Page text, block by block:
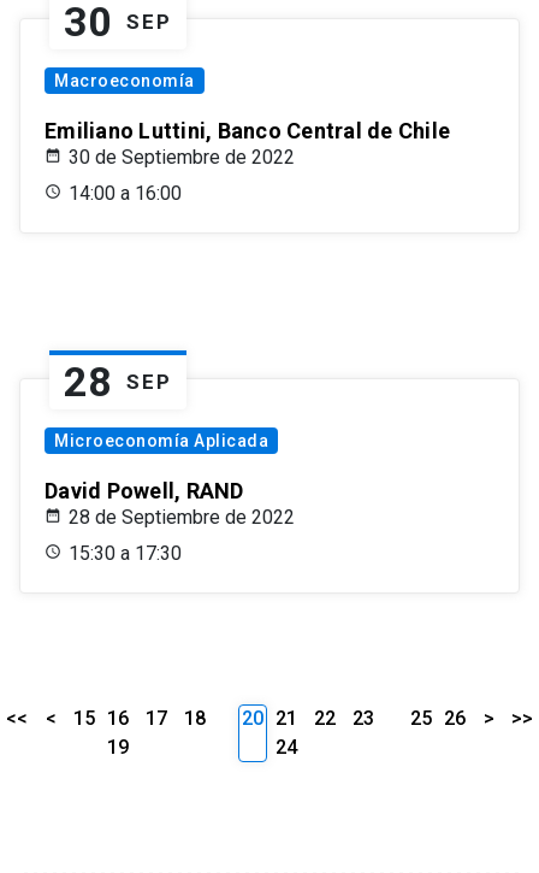
30 SEP
Macroeconomía
Emiliano Luttini, Banco Central de Chile
30 de Septiembre de 2022
14:00 a 16:00
28 SEP
Microeconomía Aplicada
David Powell, RAND
28 de Septiembre de 2022
15:30 a 17:30
<< < 15 16 17
18
19
20 21 22
23
24
25 26 > >>